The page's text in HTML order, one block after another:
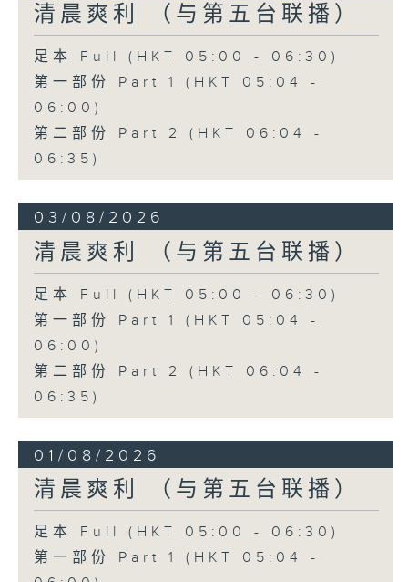
清晨爽利 （与第五台联播）
足本 Full (HKT 05:00 - 06:30)
第一部份 Part 1 (HKT 05:04 -
06:00)
第二部份 Part 2 (HKT 06:04 -
06:35)
03/08/2026
清晨爽利 （与第五台联播）
足本 Full (HKT 05:00 - 06:30)
第一部份 Part 1 (HKT 05:04 -
06:00)
第二部份 Part 2 (HKT 06:04 -
06:35)
01/08/2026
清晨爽利 （与第五台联播）
足本 Full (HKT 05:00 - 06:30)
第一部份 Part 1 (HKT 05:04 -